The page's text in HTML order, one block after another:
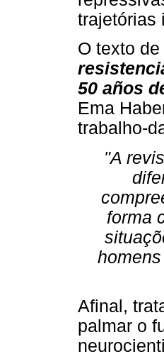
trajetórias
O texto
50 años
Ema
trabalho-
"A
forma
Afinal,
palmar o